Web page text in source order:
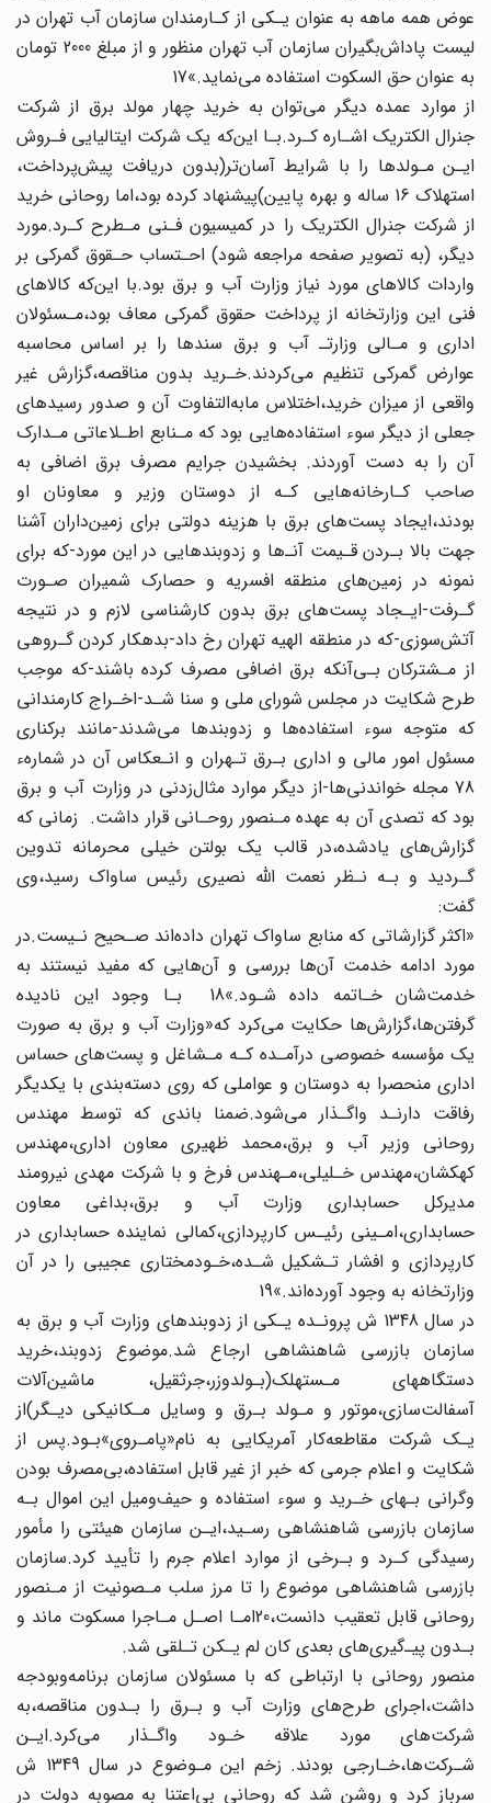
عوض همه ماهه به عنوان یـکی از کـارمندان سازمان آب‌ تهران در
لیست‌ پاداش‌بگیران‌ سازمان آب تهران منظور و از مبلغ‌ 2000‌ تومان
به‌ عنوان‌‌ حق‌ السکوت استفاده می‌نماید.»17‌
از موارد عمده دیگر می‌توان به خرید چهار مولد برق از شرکت
جنرال الکتریک اشـاره‌ کـرد‌.بـا این‌که یک شرکت ایتالیایی فـروش‌
ایـن‌ مـولدها‌ را‌ با‌ شرایط آسان‌تر(بدون‌ دریافت‌ پیش‌پرداخت،
استهلاک 16 ساله و بهره پایین)پیشنهاد کرده بود،اما روحانی خرید
از شرکت جنرال الکتریک‌ را‌ در‌ کمیسیون فـنی مـطرح کـرد.مورد
دیگر، (به‌ تصویر‌ صفحه‌ مراجعه‌ شود‌) احـتساب‌ حـقوق گمرکی بر
واردات کالاهای مورد نیاز وزارت آب و برق بود.با این‌که کالاهای
فنی‌ این وزارتخانه از پرداخت حقوق گمرکی معاف‌ بود،مـسئولان
اداری و مـالی وزارتـ‌ آب و برق‌ سندها را بر اساس محاسبه
عوارض گمرکی تنظیم‌ می‌کردند.خـرید بدون مناقصه،گزارش غیر
واقعی‌ از میزان خرید،اختلاس مابه‌التفاوت آن و صدور رسیدهای
جعلی از دیگر سوء استفاده‌هایی‌ بود‌ که‌ مـنابع اطـلاعاتی مـدارک
آن را به دست آوردند. بخشیدن جرایم مصرف برق اضافی به
صاحب‌ کـارخانه‌هایی کـه از دوستان وزیر و معاونان او
بودند،ایجاد پست‌های برق با هزینه‌ دولتی‌ برای‌ زمین‌داران آشنا
جهت بالا بـردن قـیمت آنـ‌ها و زدوبندهایی در این مورد-که برای
نمونه در زمین‌های منطقه افسریه و حصارک شمیران صـورت
گـرفت‌-ایـجاد‌ پست‌های برق بدون‌ کارشناسی لازم‌ و در‌ نتیجه
آتش‌سوزی-که در منطقه الهیه تهران رخ داد-بدهکار کردن گـروهی‌
از مـشترکان بـی‌آنکه برق اضافی مصرف کرده باشند-که موجب
طرح شکایت‌ در‌ مجلس شورای‌ ملی و سنا‌ شـد‌-اخـراج کارمندانی
که متوجه سوء استفاده‌ها و زدوبندها می‌شدند-مانند برکناری
مسئول امور مالی و اداری بـرق تـهران و انـعکاس آن در شمارهء
78 مجله خواندنی‌ها-از دیگر موارد مثال‌زدنی در وزارت آب‌ و برق‌
بود که تصدی آن به عهده مـنصور روحـانی قرار داشت. زمانی که
گزارش‌های یادشده،در قالب یک بولتن خیلی محرمانه تدوین
گـردید و بـه نـظر نعمت اللّه نصیری رئیس ساواک رسید‌،وی‌
گفت:
«اکثر‌ گزارشاتی که منابع ساواک تهران داده‌اند صـحیح نـیست.در
مورد ادامه خدمت آن‌ها بررسی و آن‌هایی که مفید‌ نیستند به
خدمت‌شان خـاتمه داده شـود.»18 بـا وجود این نادیده‌
گرفتن‌ها‌،گزارش‌ها‌ حکایت می‌کرد که«وزارت آب و برق به صورت‌
یک مؤسسه خصوصی درآمـده کـه مـشاغل و پست‌های حساس
اداری ‌‌منحصرا‌ به دوستان و عواملی که روی دسته‌بندی با یکدیگر
رفاقت دارنـد واگـذار می‌شود.ضمنا‌ باندی‌ که‌ توسط مهندس
روحانی وزیر آب و برق،محمد ظهیری معاون اداری،مهندس
کهکشان،مهندس خـلیلی،مـهندس‌ فرخ و با شرکت مهدی نیرومند
مدیرکل حسابداری وزارت آب و برق،بداغی‌ معاون
حسابداری‌،امـینی رئیـس کارپردازی،کمالی‌ نماینده‌ حسابداری در
کارپردازی و افشار تـشکیل شـده،خـودمختاری عجیبی را در آن
وزارتخانه به وجود آورده‌اند.»19
در سال 1348 ش پرونـده یـکی از زدوبندهای وزارت آب و برق به
سازمان بازرسی‌ شاهنشاهی ارجاع‌ شد.موضوع زدوبند،خرید
دستگاههای مـستهلک(بـولدوزر،جرثقیل، ماشین‌آلات
آسفالت‌سازی،موتور و مـولد بـرق و وسایل مـکانیکی دیـگر)از
یـک شرکت‌ مقاطعه‌کار آمریکایی به نام«پامـروی»بـود.پس از
شکایت و اعلام جرمی که‌ خبر‌ از غیر قابل‌ استفاده،بی‌مصرف بودن
وگرانی بـهای خـرید و سوء استفاده و حیف‌ومیل این اموال بـه
سازمان‌ بازرسی شاهنشاهی رسـید،ایـن سازمان هیئتی را مأمور
رسیدگی کـرد و بـرخی از موارد اعلام‌‌ جرم‌ را تأیید کرد.سازمان
بازرسی شاهنشاهی موضوع را تا مرز سلب مـصونیت از مـنصور
روحانی قابل تعقیب دانست،20امـا اصـل مـاجرا مسکوت ماند و
بـدون پیـ‌گیری‌های بعدی کان‌ لم‌ یـکن‌ تـلقی شد.
منصور روحانی با ارتباطی که با مسئولان سازمان برنامه‌وبودجه
داشت،اجرای طرح‌های‌ وزارت آب و بـرق را بـدون مناقصه،به
شرکت‌های مورد علاقه خـود واگـذار می‌کرد.ایـن‌
شـرکت‌ها‌،خـارجی‌ بودند‌. زخم این مـوضوع در سال‌ 1349‌ ش
سرباز‌ کرد و روشن شد که روحانی بی‌اعتنا به مصوبه‌ دولت در